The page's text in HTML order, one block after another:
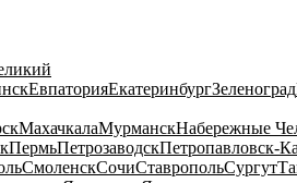
ЕвпаторияЕкатеринбургЗеленоград
МахачкалаМурманскНабережные
ПермьПетрозаводскПетропавловск-
СмоленскСочиСтавропольСургут